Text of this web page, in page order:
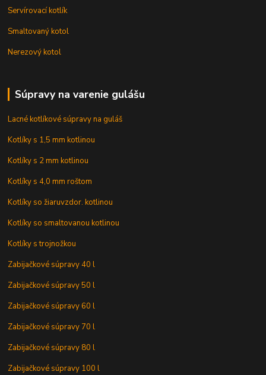
Servírovací kotlík
Smaltovaný kotol
Nerezový kotol
Súpravy na varenie gulášu
Lacné kotlíkové súpravy na guláš
Kotlíky s 1,5 mm kotlinou
Kotlíky s 2 mm kotlinou
Kotlíky s 4,0 mm roštom
Kotlíky so žiaruvzdor. kotlinou
Kotlíky so smaltovanou kotlinou
Kotlíky s trojnožkou
Zabijačkové súpravy 40 l
Zabijačkové súpravy 50 l
Zabijačkové súpravy 60 l
Zabijačkové súpravy 70 l
Zabijačkové súpravy 80 l
Zabijačkové súpravy 100 l